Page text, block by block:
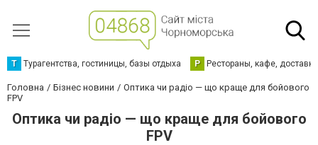
Т Турагентства, гостиницы, базы отдыха Р Рестораны, кафе,
Головна Бізнес новини
Оптика чи радіо — що краще для бойового
FPV
Оптика чи радіо — що краще для бойового
FPV